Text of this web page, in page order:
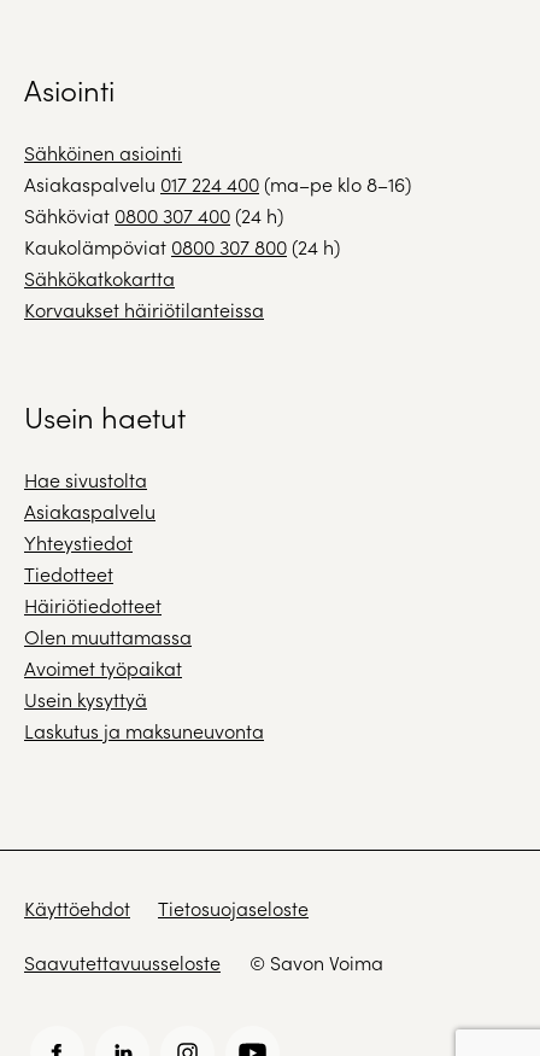
Asiointi
Sähköinen asiointi
Asiakaspalvelu 017 224 400(ma–pe klo 8–16)
Sähköviat 0800 307 400(24 h)
Kaukolämpöviat 0800 307 800(24 h)
Sähkökatkokartta
Korvaukset häiriötilanteissa
Usein haetut
Hae sivustolta
Asiakaspalvelu
Yhteystiedot
Tiedotteet
Häiriötiedotteet
Olen muuttamassa
Avoimet työpaikat
Usein kysyttyä
Laskutus ja maksuneuvonta
Käyttöehdot Tietosuojaseloste
Saavutettavuusseloste © Savon Voima